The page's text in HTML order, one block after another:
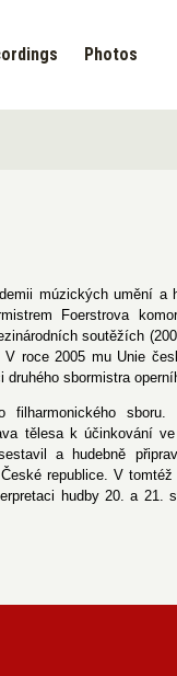
Photos
múzických umění a
Foerstrova
soutěžích
roce 2005 mu Unie
sbormistra
tělesa k účinkování
a hudebně
republice. V
hudby 20. a 21.